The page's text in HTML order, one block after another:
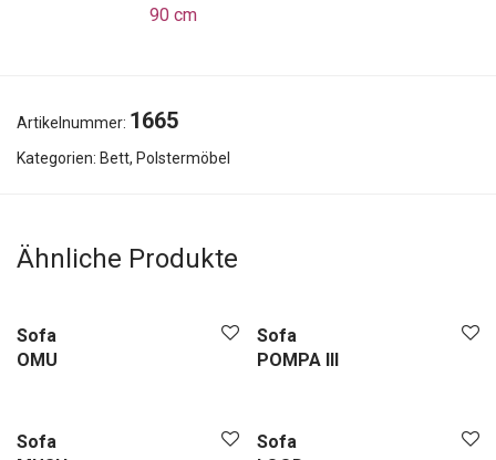
90 cm
Artikelnummer: 1665
Kategorien: Bett, Polstermöbel
Ähnliche Produkte
Sofa
OMU
Sofa
POMPA III
Sofa
Sofa